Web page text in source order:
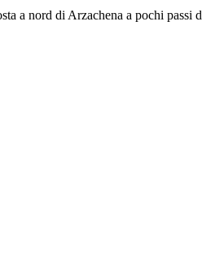
a nord di Arzachena a pochi passi